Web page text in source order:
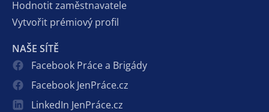
Hodnotit zaměstnavatele
Vytvořit prémiový profil
NAŠE SÍTĚ
Facebook Práce a Brigády
Facebook JenPráce.cz
LinkedIn JenPráce.cz